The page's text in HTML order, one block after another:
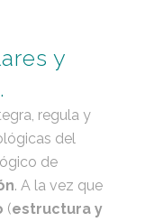
y
regula y
del
de
. A la vez que
(estructura y